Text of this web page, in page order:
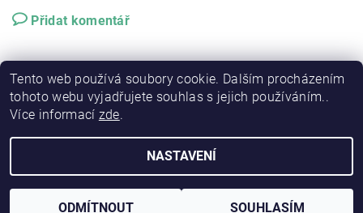
Přidat komentář
2026 © RSP-FISHING, všechna práva vyhrazena
Tento web používá soubory cookie. Dalším procházením
tohoto webu vyjadřujete souhlas s jejich používáním..
Více informací zde.
NASTAVENÍ
ODMÍTNOUT SOUHLASÍM